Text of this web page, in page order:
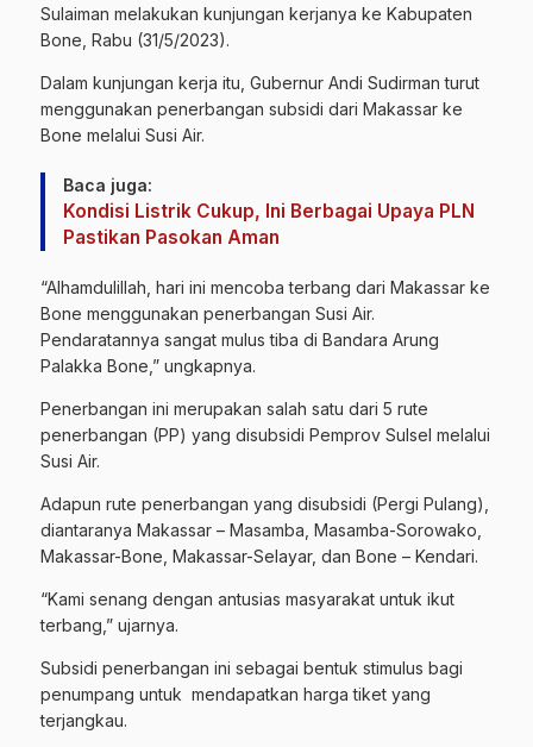
Sulaiman melakukan kunjungan kerjanya ke Kabupaten
Bone, Rabu (31/5/2023).
Dalam kunjungan kerja itu, Gubernur Andi Sudirman turut
menggunakan penerbangan subsidi dari Makassar ke
Bone melalui Susi Air.
Baca juga:
Kondisi Listrik Cukup, Ini Berbagai Upaya PLN
Pastikan Pasokan Aman
“Alhamdulillah, hari ini mencoba terbang dari Makassar ke
Bone menggunakan penerbangan Susi Air.
Pendaratannya sangat mulus tiba di Bandara Arung
Palakka Bone,” ungkapnya.
Penerbangan ini merupakan salah satu dari 5 rute
penerbangan (PP) yang disubsidi Pemprov Sulsel melalui
Susi Air.
Adapun rute penerbangan yang disubsidi (Pergi Pulang),
diantaranya Makassar – Masamba, Masamba-Sorowako,
Makassar-Bone, Makassar-Selayar, dan Bone – Kendari.
“Kami senang dengan antusias masyarakat untuk ikut
terbang,” ujarnya.
Subsidi penerbangan ini sebagai bentuk stimulus bagi
penumpang untuk mendapatkan harga tiket yang
terjangkau.